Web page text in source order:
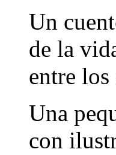
Un
de la
entre los
Una
con